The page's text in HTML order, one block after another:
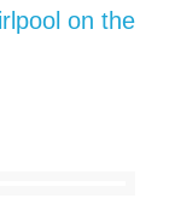
on the